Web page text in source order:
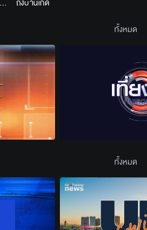
ถึงบ้านเกิด
ทั้งหมด
ทั้งหมด